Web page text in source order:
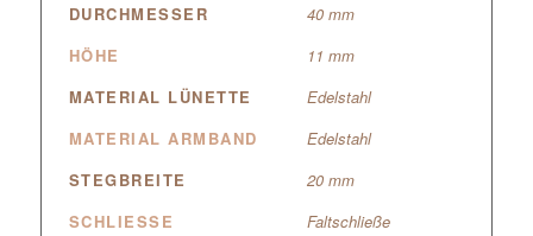
DURCHMESSER
40 mm
HÖHE
11 mm
MATERIAL LÜNETTE
Edelstahl
MATERIAL ARMBAND
Edelstahl
STEGBREITE
20 mm
SCHLIESSE
Faltschließe